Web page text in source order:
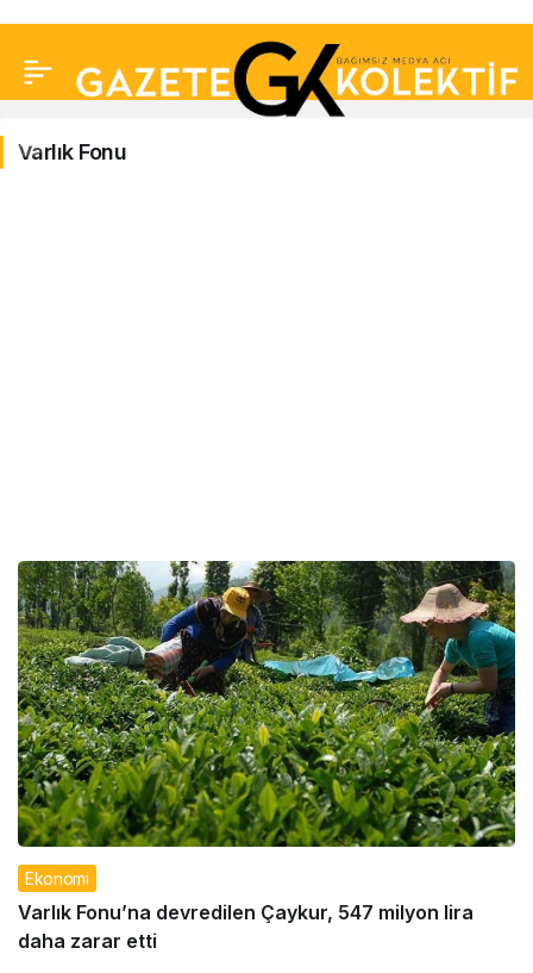
Varlık
Varlık Fonu
Ekonomi
Varlık Fonu’na devredilen Çaykur, 547 milyon lira
daha zarar etti